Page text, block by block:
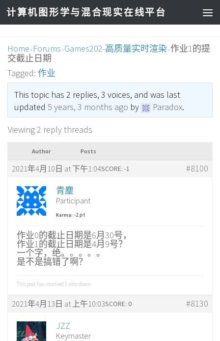
计算机图形学与混合现实在线平台
Home › Forums › Games202-高质量实时渲染 › 作业1的提
交截止日期
Tagged: 作业
This topic has 2 replies, 3 voices, and was last
updated 5 years, 3 months ago by Paradox.
Viewing 2 reply threads
Author Posts
2021年4月10日 at 下午1:04 #8100
SCORE: -1
青麈
Participant
Karma: -2 pt
作业0的截止日期是6月30号，
作业1的截止日期是4月9号？
一个字，绝。。。。。
是不是搞错了啊？
This post has received 1 vote down.
2021年4月13日 at 上午10:03 #8130
SCORE: 0
JZZ
Keymaster